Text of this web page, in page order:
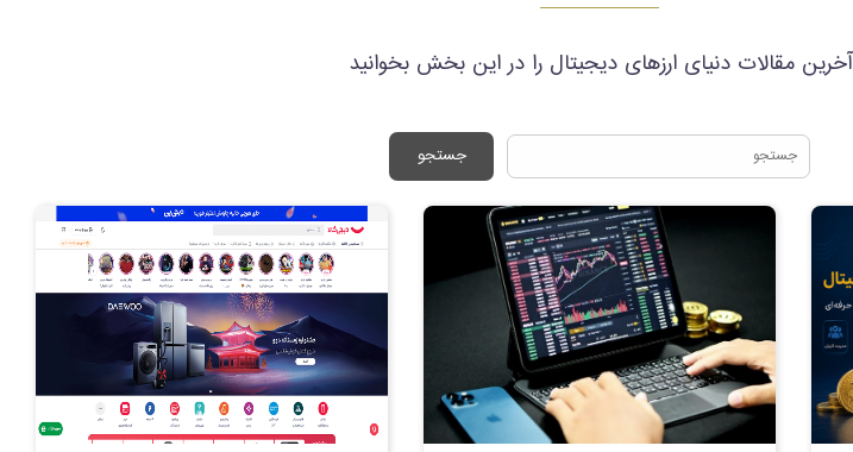
آخرین مقالات دنیای ارزهای دیجیتال را در این بخش بخوانید
جستجو